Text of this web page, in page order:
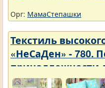
Орг: МамаСтепашки
Текстиль
«НеСаДен» - 780.
принадлежности
упали